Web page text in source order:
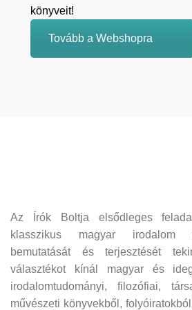
könyveit!
Tovább a Webshopra
Az Írók Boltja elsődleges
klasszikus magyar irodalom
bemutatását és terjesztését
választékot kínál magyar és
irodalomtudományi, filozófiai,
művészeti könyvekből,